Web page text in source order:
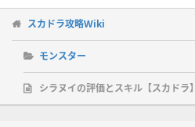
スカドラ攻略Wiki
モンスター
シラヌイの評価とスキル【スカドラ】